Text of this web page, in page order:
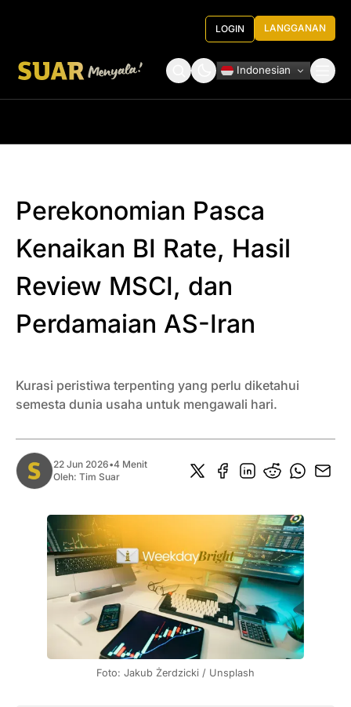
LOGIN LANGGANAN
Indonesian
Perekonomian Pasca
Kenaikan BI Rate, Hasil
Review MSCI, dan
Perdamaian AS-Iran
Kurasi peristiwa terpenting yang perlu diketahui
semesta dunia usaha untuk mengawali hari.
22 Jun 2026•4 Menit
Oleh: Tim Suar
Foto: Jakub Żerdzicki / Unsplash